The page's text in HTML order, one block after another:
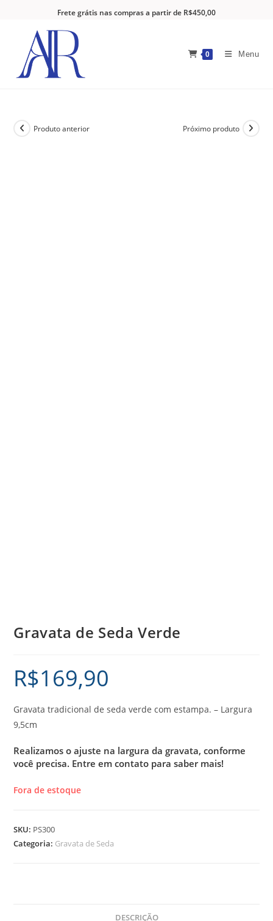
Frete grátis nas compras a partir de R$450,00
0 Menu
Produto anterior Próximo produto
Gravata de Seda Verde
R$169,90
Gravata tradicional de seda verde com estampa. – Largura
9,5cm
Realizamos o ajuste na largura da gravata, conforme
você precisa. Entre em contato para saber mais!
Fora de estoque
SKU: PS300
Categoria: Gravata de Seda
DESCRIÇÃO